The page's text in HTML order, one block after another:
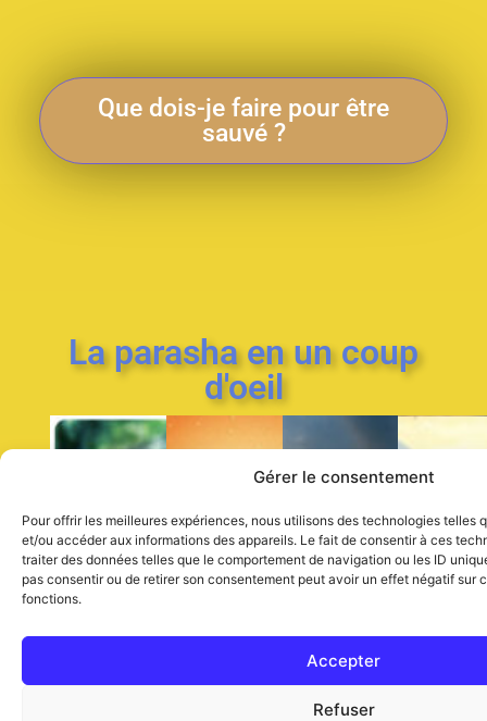
Gérer le consentement
Pour offrir les meilleures expériences, nous utilisons des technologies telles
et/ou accéder aux informations des appareils. Le fait de consentir à ces
traiter des données telles que le comportement de navigation ou les ID
pas consentir ou de retirer son consentement peut avoir un effet négatif sur
fonctions.
Accepter
Refuser
Que dois-je faire pour être
sauvé ?
La parasha en un coup
d'oeil
Parasha
du
Shemot
Parasha
du
livre
Vayiqra
Parasha
du
livredu
du